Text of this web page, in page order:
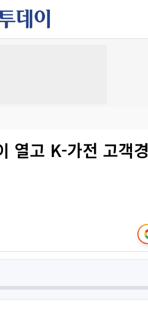
열고 K-가전 고객